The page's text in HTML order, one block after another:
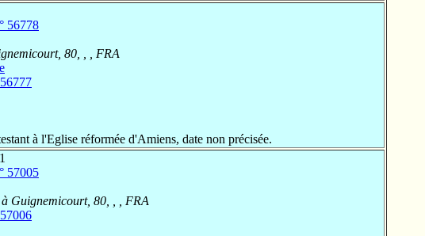
56778
80, , , FRA
à l'Eglise réformée d'Amiens, date non précisée.
57005
à Guignemicourt, 80, , , FRA